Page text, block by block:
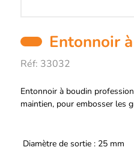
Entonnoir
Réf: 33032
Description
Entonnoir à boudin
maintien, pour embosser les
Diamètre de sortie : 25 mm